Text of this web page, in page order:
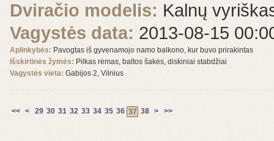
Dviračio modelis: Kalnų
Vagystės data: 2013-08-15
Aplinkybės: Pavogtas iš gyvenamojo namo balkono, kur buvo prirakintas
Išskirtinės žymės: Pilkas rėmas, baltos šakės, diskiniai stabdžiai
Vagystės vieta: Gabijos 2, Vilnius
<< < 29 30 31 32 33 34 35 36 37 38 > >>